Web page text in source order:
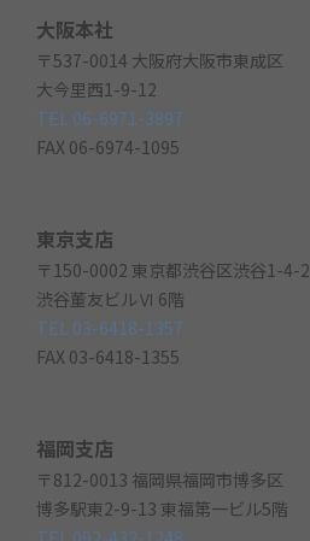
大阪本社
〒537-0014 大阪府大阪市東成区
大今里西1-9-12
TEL 06-6971-3897
FAX 06-6974-1095
東京支店
〒150-0002 東京都渋谷区渋谷1-4-2
渋谷董友ビルⅥ 6階
TEL 03-6418-1357
FAX 03-6418-1355
福岡支店
〒812-0013 福岡県福岡市博多区
博多駅東2-9-13 東福第一ビル5階